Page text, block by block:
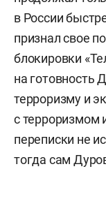
в России
признал свое
блокировки
на готовность
терроризму и
с терроризмом
переписки не
тогда сам